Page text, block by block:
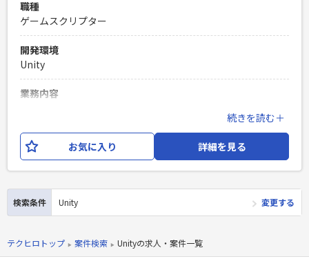
テクヒロトップ 案件検索 Unityの求人・案件一覧
使った3D開発まで、さまざまな経験ができます。 また、主体
的に動ける方であれば、新しいことにチャレンジさせてもら
える可能性もあります。
必須スキル
・MayaもしくはMotionBuilderでの3Dモーション制作経験 ・
ゲームや映像、遊技機などのモーション制作経験
PHPを用いたWebサービスの開発経験4年以上
Laravelを用いた開発経験1年以上
エンジニア複数人のチームでの開発経験
職種
ゲームスクリプター
開発環境
Unity
業務内容
リプター」としての業務を行っていただきます。 シナリオに
おける魅力的な登場人物達の会話劇に、よりユーザーの体験
を深く濃いもの二する為に演出から実装まで幅広く行ってい
出すこと」だと 考えます。 より多くの社員からアイデアや意
見が出て、社員のモチベーションが上がり、尚且つ多くのお客
■スマートフォンの進化はめざましく、あっという間に家庭
用ゲーム機並みの描画能力を持つに至りました。さらにネッ
続きを読む＋
お気に入り 詳細を見る
検索条件 Unity 変更する